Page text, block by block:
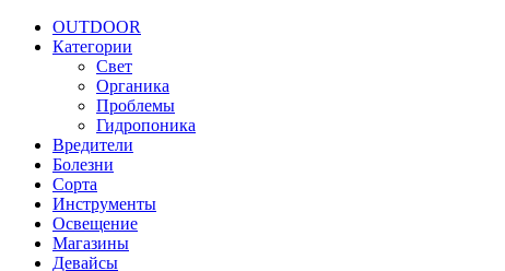
OUTDOOR
Категории
Свет
Органика
Проблемы
Гидропоника
Вредители
Болезни
Сорта
Инструменты
Освещение
Магазины
Девайсы